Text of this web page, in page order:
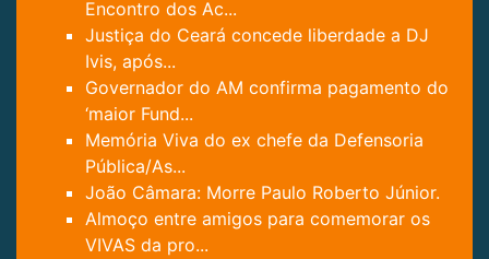
Encontro dos Ac...
Justiça do Ceará concede liberdade a DJ
Ivis, após...
Governador do AM confirma pagamento do
‘maior Fund...
Memória Viva do ex chefe da Defensoria
Pública/As...
João Câmara: Morre Paulo Roberto Júnior.
Almoço entre amigos para comemorar os
VIVAS da pro...